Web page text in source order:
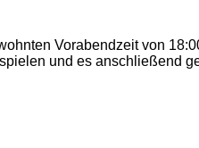
Vorabendzeit von
und es anschließend